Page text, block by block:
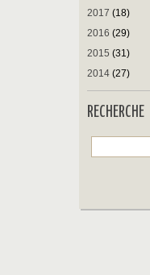
2017 (18)
2016 (29)
2015 (31)
2014 (27)
RECHERCHE